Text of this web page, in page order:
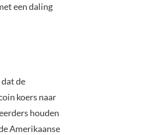
een daling
de
koers naar
houden
Amerikaanse